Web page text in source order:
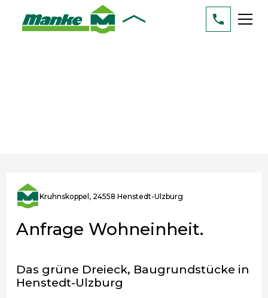
Kruhnskoppel, 24558 Henstedt-Ulzburg
Anfrage Wohneinheit.
Das grüne Dreieck, Baugrundstücke in
Henstedt-Ulzburg